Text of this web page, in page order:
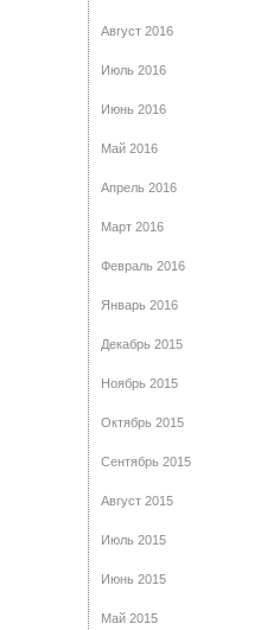
Август 2016
Июль 2016
Июнь 2016
Май 2016
Апрель 2016
Март 2016
Февраль 2016
Январь 2016
Декабрь 2015
Ноябрь 2015
Октябрь 2015
Сентябрь 2015
Август 2015
Июль 2015
Июнь 2015
Май 2015